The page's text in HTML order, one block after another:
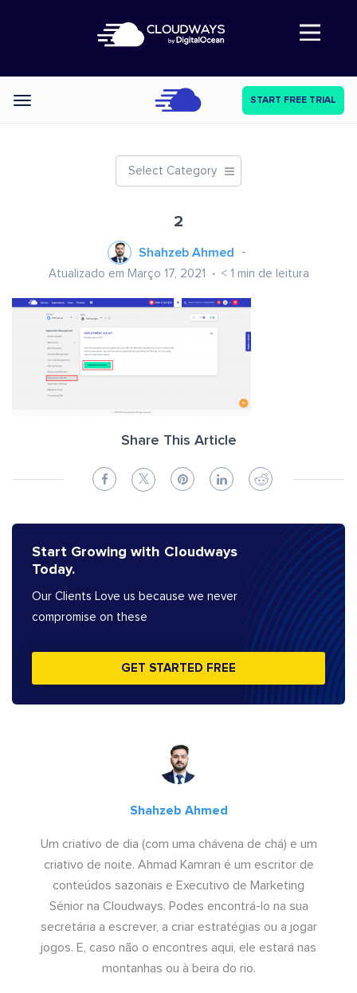
Abre a navegação
Categories START FREE TRIAL
Select Category
2
Shahzeb Ahmed
Atualizado em Março 17, 2021 < 1 min de leitura
Share This Article
Start Growing with Cloudways
Today.
Our Clients Love us because we never
compromise on these
GET STARTED FREE
Shahzeb Ahmed
Um criativo de dia (com uma chávena de chá) e um
criativo de noite. Ahmad Kamran é um escritor de
conteúdos sazonais e Executivo de Marketing
Sénior na Cloudways. Podes encontrá-lo na sua
secretária a escrever, a criar estratégias ou a jogar
jogos. E, caso não o encontres aqui, ele estará nas
montanhas ou à beira do rio.